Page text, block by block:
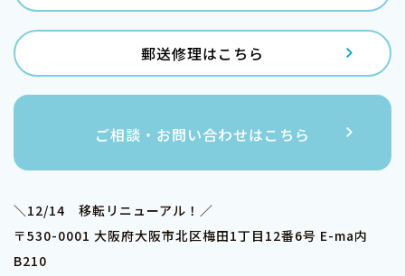
郵送修理はこちら
ご相談・お問い合わせはこちら
＼12/14 移転リニューアル！／
〒530-0001 大阪府大阪市北区梅田1丁目12番6号 E-ma内
B210